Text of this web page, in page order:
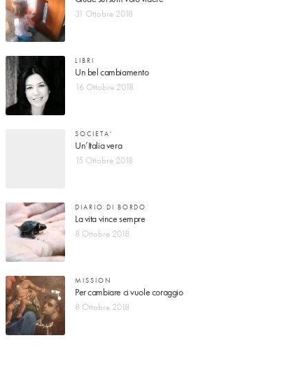
31 Ottobre 2018
LIBRI
Un bel cambiamento
16 Ottobre 2018
SOCIETA'
Un’Italia vera
15 Ottobre 2018
DIARIO DI BORDO
La vita vince sempre
8 Ottobre 2018
MISSION
Per cambiare ci vuole coraggio
8 Ottobre 2018